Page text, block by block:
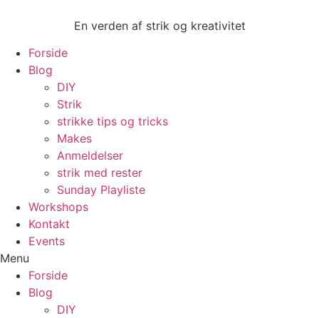
En verden af strik og kreativitet
Forside
Blog
DIY
Strik
strikke tips og tricks
Makes
Anmeldelser
strik med rester
Sunday Playliste
Workshops
Kontakt
Events
Menu
Forside
Blog
DIY